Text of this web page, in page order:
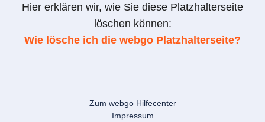
Hier erklären wir, wie Sie diese Platzhalterseite
löschen können:
Wie lösche ich die webgo Platzhalterseite?
Zum webgo Hilfecenter
Impressum